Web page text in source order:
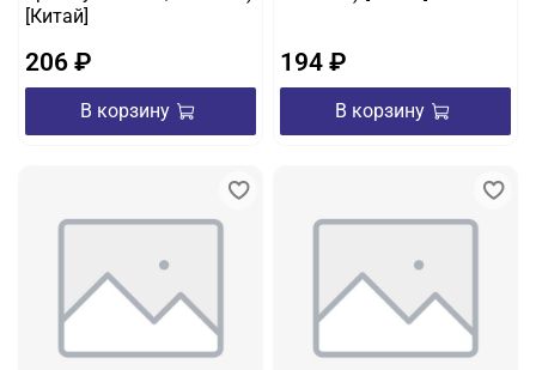
[Китай]
206 ₽
В корзину
194 ₽
В корзину